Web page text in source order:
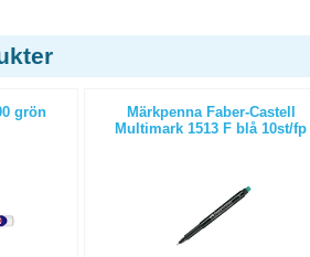
grön
Märkpenna Faber-Castell
Multimark 1513 F blå 10st/fp